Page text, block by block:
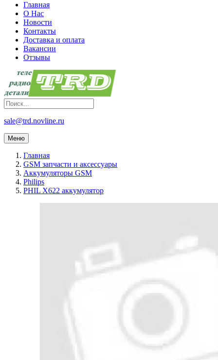
Главная
О Нас
Новости
Контакты
Доставка и оплата
Вакансии
Отзывы
sale@trd.novline.ru
Меню
Главная
GSM запчасти и аксессуары
Аккумуляторы GSM
Philips
PHIL X622 аккумулятор